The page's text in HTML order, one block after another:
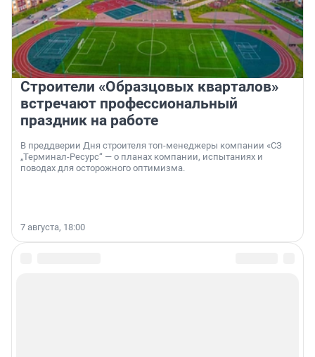
Строители «Образцовых кварталов»
встречают профессиональный
праздник на работе
В преддверии Дня строителя топ-менеджеры компании «СЗ
„Терминал-Ресурс“ — о планах компании, испытаниях и
поводах для осторожного оптимизма.
7 августа, 18:00